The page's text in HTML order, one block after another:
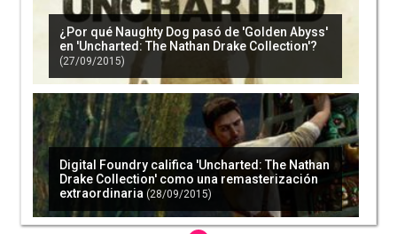
¿Por qué Naughty Dog pasó de 'Golden Abyss'
en 'Uncharted: The Nathan Drake Collection'?
(27/09/2015)
Digital Foundry califica 'Uncharted: The Nathan
Drake Collection' como una remasterización
extraordinaria (28/09/2015)